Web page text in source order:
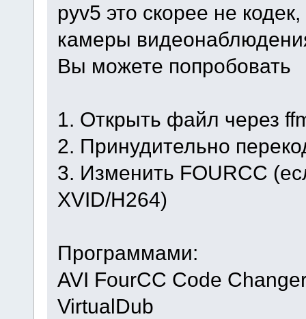
pyv5 это скорее не
камеры
Вы можете попробовать
1. Открыть файл через
2. Принудительно
3. Изменить FOURCC
XVID/H264)
Программами:
AVI FourCC Code
VirtualDub